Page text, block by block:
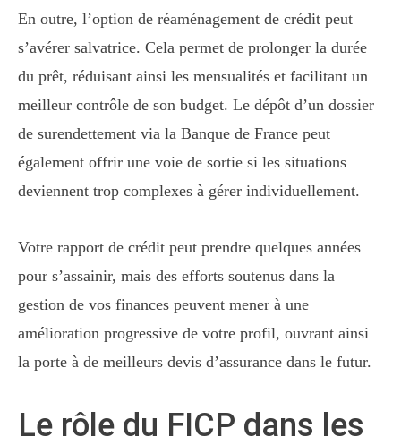
En outre, l’option de réaménagement de crédit peut
s’avérer salvatrice. Cela permet de prolonger la durée
du prêt, réduisant ainsi les mensualités et facilitant un
meilleur contrôle de son budget. Le dépôt d’un dossier
de surendettement via la Banque de France peut
également offrir une voie de sortie si les situations
deviennent trop complexes à gérer individuellement.
Votre rapport de crédit peut prendre quelques années
pour s’assainir, mais des efforts soutenus dans la
gestion de vos finances peuvent mener à une
amélioration progressive de votre profil, ouvrant ainsi
la porte à de meilleurs devis d’assurance dans le futur.
Le rôle du FICP dans les